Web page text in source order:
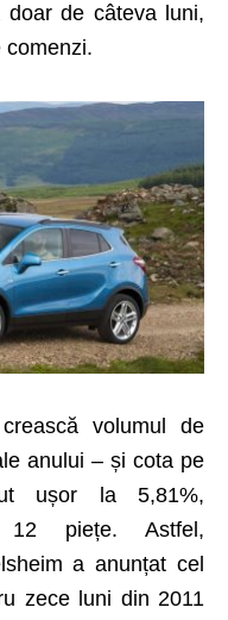
de câteva luni,
comenzi.
volumul de
anului – și cota pe
ușor la 5,81%,
12 piețe. Astfel,
a anunțat cel
zece luni din 2011